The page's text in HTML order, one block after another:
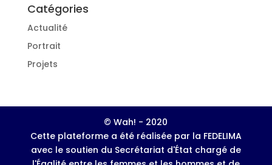
Catégories
Actualité
Portrait
Projets
© Wah! - 2020
Cette plateforme a été réalisée par la FEDELIMA
avec le soutien du Secrétariat d'État chargé de